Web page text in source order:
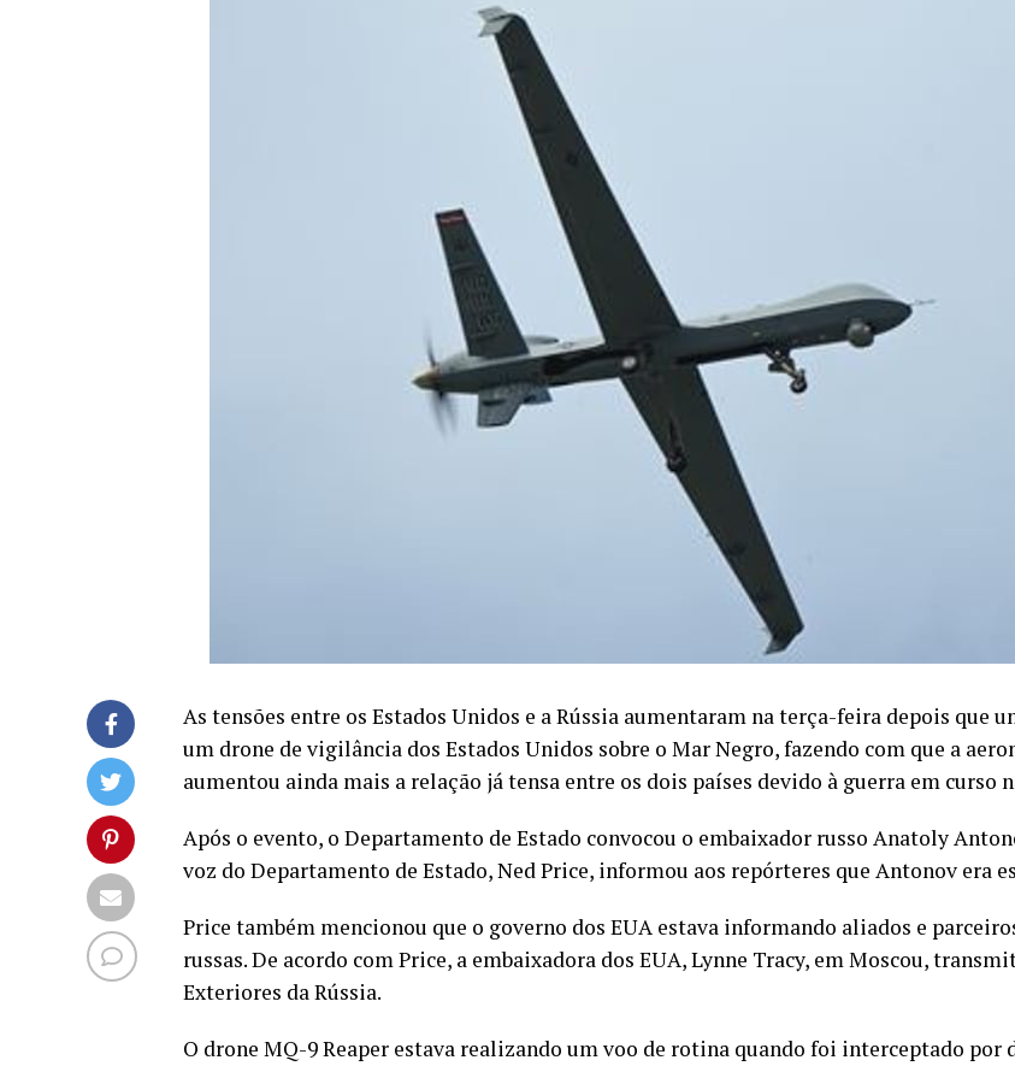
As tensões entre os Estados Unidos e a Rússia aumentaram na terça-feira depois que
um drone de vigilância dos Estados Unidos sobre o Mar Negro, fazendo com que a
aumentou ainda mais a relação já tensa entre os dois países devido à guerra em curso
Após o evento, o Departamento de Estado convocou o embaixador russo Anatoly
voz do Departamento de Estado, Ned Price, informou aos repórteres que Antonov era
Price também mencionou que o governo dos EUA estava informando aliados e
russas. De acordo com Price, a embaixadora dos EUA, Lynne Tracy, em Moscou,
Exteriores da Rússia.
O drone MQ-9 Reaper estava realizando um voo de rotina quando foi interceptado por